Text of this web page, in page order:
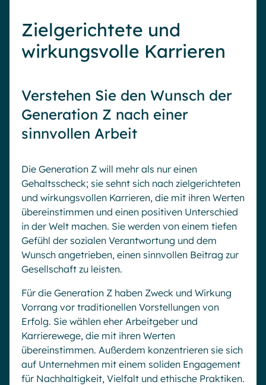
Zielgerichtete und
wirkungsvolle Karrieren
Verstehen Sie den Wunsch der
Generation Z nach einer
sinnvollen Arbeit
Die Generation Z will mehr als nur einen
Gehaltsscheck; sie sehnt sich nach zielgerichteten
und wirkungsvollen Karrieren, die mit ihren Werten
übereinstimmen und einen positiven Unterschied
in der Welt machen. Sie werden von einem tiefen
Gefühl der sozialen Verantwortung und dem
Wunsch angetrieben, einen sinnvollen Beitrag zur
Gesellschaft zu leisten.
Für die Generation Z haben Zweck und Wirkung
Vorrang vor traditionellen Vorstellungen von
Erfolg. Sie wählen eher Arbeitgeber und
Karrierewege, die mit ihren Werten
übereinstimmen. Außerdem konzentrieren sie sich
auf Unternehmen mit einem soliden Engagement
für Nachhaltigkeit, Vielfalt und ethische Praktiken.